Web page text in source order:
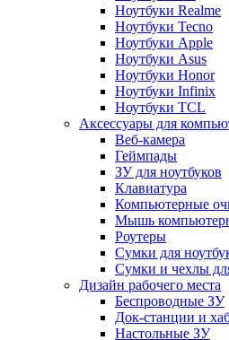
Ноутбуки Realme
Ноутбуки Tecno
Ноутбуки Apple
Ноутбуки Asus
Ноутбуки Honor
Ноутбуки Infinix
Ноутбуки TCL
Аксессуары для
Веб-камера
Геймпады
ЗУ для ноутбуков
Клавиатура
Компьютерные
Мышь
Роутеры
Сумки для
Сумки и чехлы
Дизайн рабочего места
Беспроводные ЗУ
Док-станции и
Настольные ЗУ